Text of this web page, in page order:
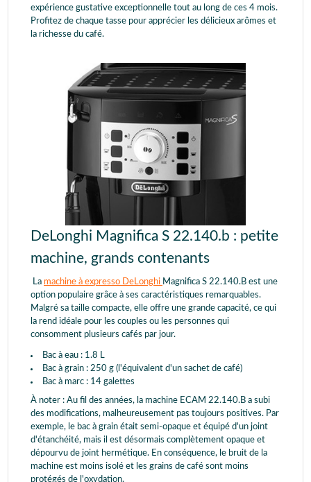
expérience gustative exceptionnelle tout au long de ces 4 mois.
Profitez de chaque tasse pour apprécier les délicieux arômes et
la richesse du café.
DeLonghi Magnifica S 22.140.b : petite
machine, grands contenants
La machine à expresso DeLonghi Magnifica S 22.140.B est une
option populaire grâce à ses caractéristiques remarquables.
Malgré sa taille compacte, elle offre une grande capacité, ce qui
la rend idéale pour les couples ou les personnes qui
consomment plusieurs cafés par jour.
Bac à eau : 1.8 L
Bac à grain : 250 g (l'équivalent d'un sachet de café)
Bac à marc : 14 galettes
À noter : Au fil des années, la machine ECAM 22.140.B a subi
des modifications, malheureusement pas toujours positives. Par
exemple, le bac à grain était semi-opaque et équipé d'un joint
d'étanchéité, mais il est désormais complètement opaque et
dépourvu de joint hermétique. En conséquence, le bruit de la
machine est moins isolé et les grains de café sont moins
protégés de l'oxydation.